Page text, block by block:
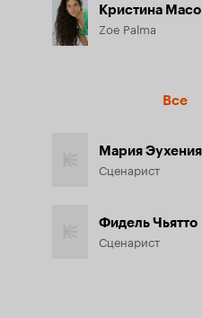
Кристина
Zoe Palma
Все
Мария
Сценарист
Фидель Чьятто
Сценарист